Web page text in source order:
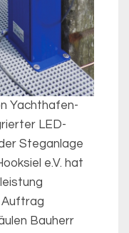
Yachthafen-
LED-
Steganlage
e.V. hat
Bauherr